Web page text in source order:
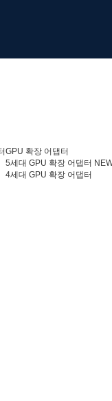
GPU 확장 어댑터
5세대 GPU 확장 어댑터
4세대 GPU 확장 어댑터